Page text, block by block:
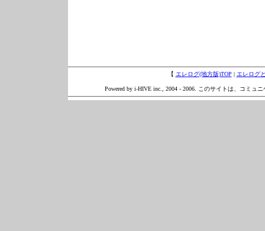
【 エレログ(地方版)TOP | エレログ
Powered by i-HIVE inc., 2004 - 2006. このサイトは、コミュ